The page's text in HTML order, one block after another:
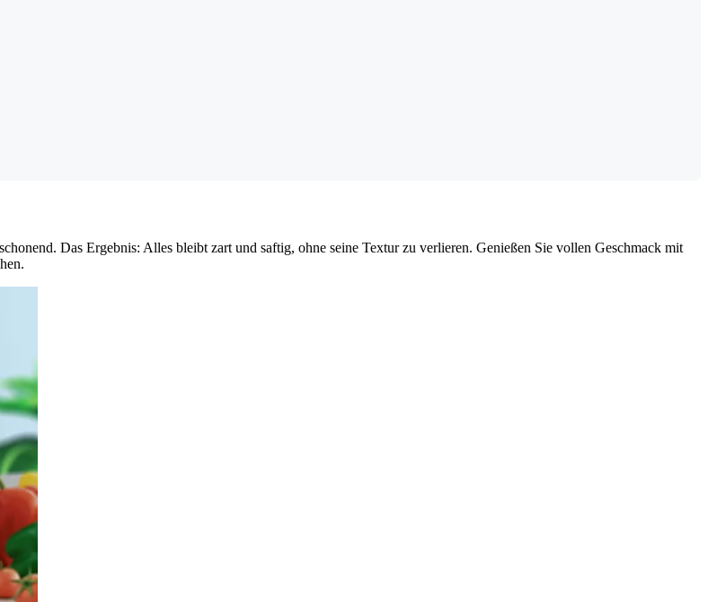
Das Ergebnis: Alles bleibt zart und saftig, ohne seine Textur zu verlieren. Genießen Sie vollen Geschmack mit